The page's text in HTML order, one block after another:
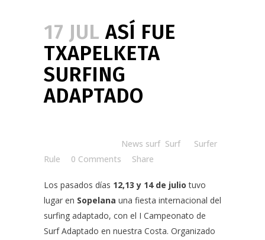
17 JUL ASÍ FUE
TXAPELKETA
SURFING
ADAPTADO
News surf Surf
Surfer
Rule
0 Comments Share
Los pasados días 12,13 y 14 de juliotuvo
lugar en Sopelana una fiesta internacional del
surfing adaptado, con el I Campeonato de
Surf Adaptado en nuestra Costa. Organizado